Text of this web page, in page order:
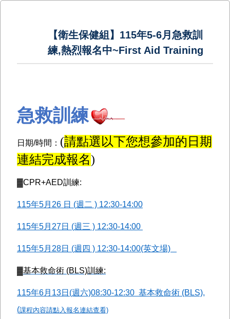
【衛生保健組】115年5-6月急救訓
練,熱烈報名中~First Aid Training
急救訓練
日期/時間： (請點選以下您想參加的日期
連結完成報名)
▓CPR+AED訓練:
115年5月26 日 (週二 ) 12:30-14:00
115年5月27日 (週三 ) 12:30-14:00
115年5月28日 (週四 ) 12:30-14:00(英文場)
▓基本救命術 (BLS)訓練:
115年6月13日(週六)08:30-12:30 基本救命術 (BLS),
(課程內容請點入報名連結查看)